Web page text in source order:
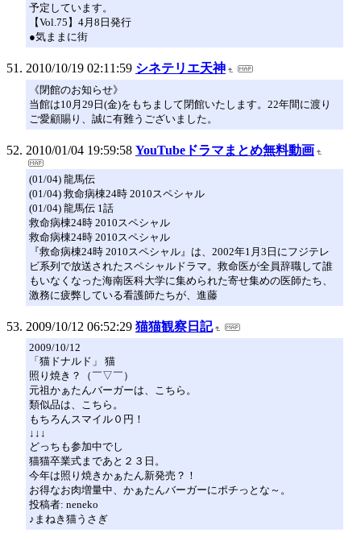
予定しています。
【Vol.75】4月8日発行
●気ままに街
2010/10/19 02:11:59 シネテリエ天神
《閉館のお知らせ》
当館は10月29日(金)をもちまして閉館いたします。22年間に渡り
ご愛顧賜り、誠に有難うございました。
2010/01/04 19:59:58 YouTubeドラマまとめ無料動画
(01/04) 龍馬伝
(01/04) 救命病棟24時 2010スペシャル
(01/04) 龍馬伝 1話
救命病棟24時 2010スペシャル
救命病棟24時 2010スペシャル
『救命病棟24時 2010スペシャル』は、2002年1月3日にフジテレ
ビ系列で放送されたスペシャルドラマ。救命医が全員辞職して誰
もいなくなった海南医科大学に集められた寄せ集めの医師たち、
激務に疲弊している看護師たちが、進藤
2009/10/12 06:52:29 猫猫観察日記
2009/10/12
「猫ドナルド」 猫
照り焼き？（￣▽￣）
元祖かぁたんバーガーは、こちら。
類似品は、こちら。
もちろんスマイル０円！
↓↓↓
どっちも参加中でし
猫猫卒業式まであと２３日。
今年は照り焼きかぁたん新発売？！
お得なお肉増量中、かぁたんバーガーにポチっとな～。
投稿者: neneko
♪まねき猫うさぎ